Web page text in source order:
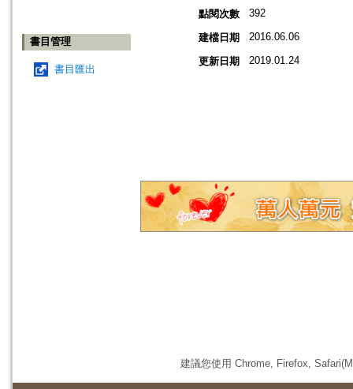
書目管理
書目匯出
點閱次數
392
建檔日期 2016.06.06
更新日期 2019.01.24
建議您使用 Chrome, Firefox,